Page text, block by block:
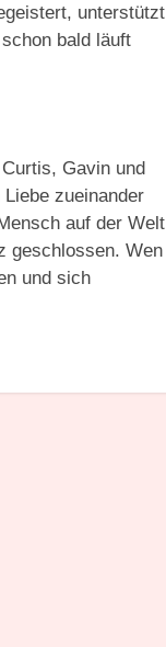
unterstützt
bald läuft
Gavin und
zueinander
auf der Welt
geschlossen. Wen
und sich